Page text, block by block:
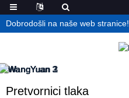
Dobrodošli na naše web stranice!
Pretvornici tlaka